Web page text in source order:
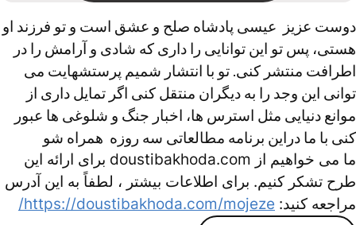
دوست عزیز عیسی پادشاه صلح و عشق است و تو فرزند او
هستی، پس تو این توانایی را داری که شادی و آرامش را در
اطرافت منتشر کنی. تو با انتشار شمیم پرستشهایت می
توانی این‌ وجد را به دیگران منتقل کنی اگر تمایل داری از
موانع دنیایی مثل استرس ها، اخبار جنگ و شلوغی ها عبور
کنی با ما دراین برنامه مطالعاتی سه روزه همراه شو
ما می خواهیم از doustibakhoda.com برای ارائه این
طرح تشکر کنیم. برای اطلاعات بیشتر ، لطفاً به این آدرس
مراجعه کنید: https://doustibakhoda.com/mojeze/